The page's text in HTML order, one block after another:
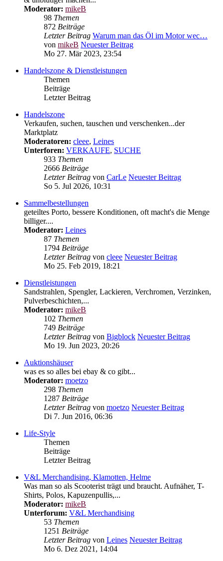
Moderator: mikeB
98 Themen
872 Beiträge
Letzter Beitrag Warum man das Öl im Motor wec…
von mikeB Neuester Beitrag
Mo 27. Mär 2023, 23:54
Handelszone & Dienstleistungen
Themen
Beiträge
Letzter Beitrag
Handelszone
Verkaufen, suchen, tauschen und verschenken...der
Marktplatz
Moderatoren: cleee, Leines
Unterforen: VERKAUFE, SUCHE
933 Themen
2666 Beiträge
Letzter Beitrag von CarLe Neuester Beitrag
So 5. Jul 2026, 10:31
Sammelbestellungen
geteiltes Porto, bessere Konditionen, oft macht's die Menge
billiger....
Moderator: Leines
87 Themen
1794 Beiträge
Letzter Beitrag von cleee Neuester Beitrag
Mo 25. Feb 2019, 18:21
Dienstleistungen
Sandstrahlen, Spengler, Lackieren, Verchromen, Verzinken,
Pulverbeschichten,...
Moderator: mikeB
102 Themen
749 Beiträge
Letzter Beitrag von Bigblock Neuester Beitrag
Mo 19. Jun 2023, 20:26
Auktionshäuser
was es so alles bei ebay & co gibt...
Moderator: moetzo
298 Themen
1287 Beiträge
Letzter Beitrag von moetzo Neuester Beitrag
Di 7. Jun 2016, 06:36
Life-Style
Themen
Beiträge
Letzter Beitrag
V&L Merchandising, Klamotten, Helme
Was man so als Scooterist trägt und braucht. Aufnäher, T-
Shirts, Polos, Kapuzenpullis,...
Moderator: mikeB
Unterforum: V&L Merchandising
53 Themen
1251 Beiträge
Letzter Beitrag von Leines Neuester Beitrag
Mo 6. Dez 2021, 14:04